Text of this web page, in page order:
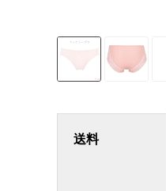
送料